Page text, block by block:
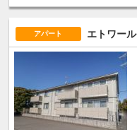
アパート エトワール